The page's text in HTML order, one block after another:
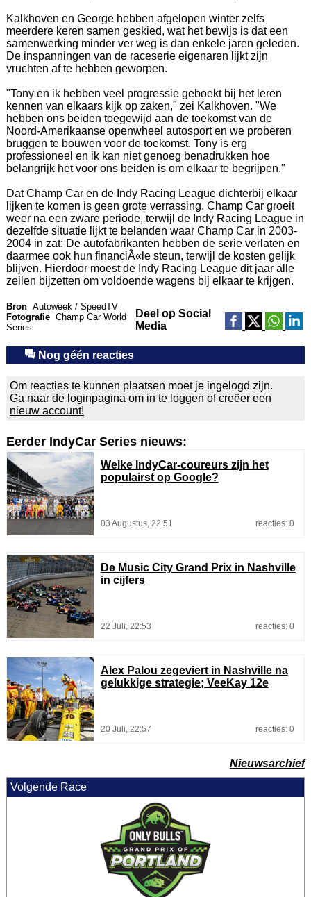
Kalkhoven en George hebben afgelopen winter zelfs
meerdere keren samen geskied, wat het bewijs is dat een
samenwerking minder ver weg is dan enkele jaren geleden.
De inspanningen van de raceserie eigenaren lijkt zijn
vruchten af te hebben geworpen.
"Tony en ik hebben veel progressie geboekt bij het leren
kennen van elkaars kijk op zaken," zei Kalkhoven. "We
hebben ons beiden toegewijd aan de toekomst van de
Noord-Amerikaanse openwheel autosport en we proberen
bruggen te bouwen voor de toekomst. Tony is erg
professioneel en ik kan niet genoeg benadrukken hoe
belangrijk het voor ons beiden is om elkaar te begrijpen."
Dat Champ Car en de Indy Racing League dichterbij elkaar
lijken te komen is geen grote verrassing. Champ Car groeit
weer na een zware periode, terwijl de Indy Racing League in
dezelfde situatie lijkt te belanden waar Champ Car in 2003-
2004 in zat: De autofabrikanten hebben de serie verlaten en
daarmee ook hun financiÃ«le steun, terwijl de kosten gelijk
blijven. Hierdoor moest de Indy Racing League dit jaar alle
zeilen bijzetten om voldoende wagens bij elkaar te krijgen.
Bron Autoweek / SpeedTV
Fotografie Champ Car World
Series
Deel op Social
Media
Nog géén reacties
Om reacties te kunnen plaatsen moet je ingelogd zijn.
Ga naar de loginpagina om in te loggen ofcreëer een
nieuw account!
Eerder IndyCar Series nieuws:
Welke IndyCar-coureurs zijn het
populairst op Google?
03 Augustus, 22:51 reacties: 0
De Music City Grand Prix in Nashville
in cijfers
22 Juli, 22:53 reacties: 0
Alex Palou zegeviert in Nashville na
gelukkige strategie; VeeKay 12e
20 Juli, 22:57 reacties: 0
Nieuwsarchief
Volgende Race